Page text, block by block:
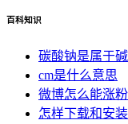
百科知识
碳酸钠是属于
cm是什么意思
微博怎么能涨粉
怎样下载和安